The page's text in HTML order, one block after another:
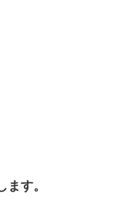
す。